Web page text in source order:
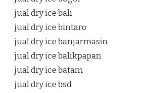
jual dry ice bali
jual dry ice bintaro
jual dry ice banjarmasin
jual dry ice balikpapan
jual dry ice batam
jual dry ice bsd